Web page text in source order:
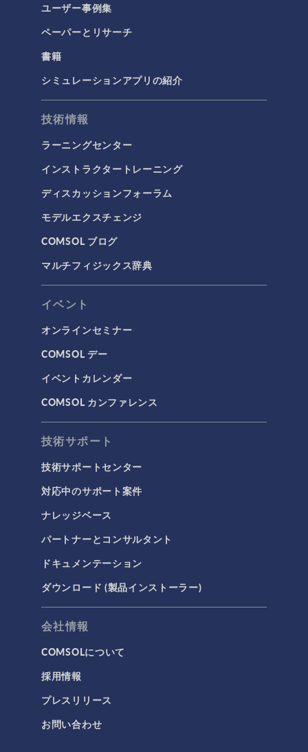
ユーザー事例集
ペーパーとリサーチ
書籍
シミュレーションアプリの紹介
技術情報
ラーニングセンター
インストラクタートレーニング
ディスカッションフォーラム
モデルエクスチェンジ
COMSOL ブログ
マルチフィジックス辞典
イベント
オンラインセミナー
COMSOL デー
イベントカレンダー
COMSOL カンファレンス
技術サポート
技術サポートセンター
対応中のサポート案件
ナレッジベース
パートナーとコンサルタント
ドキュメンテーション
ダウンロード (製品インストーラー)
会社情報
COMSOLについて
採用情報
プレスリリース
お問い合わせ